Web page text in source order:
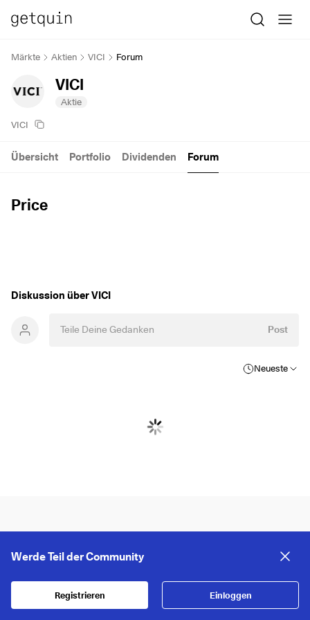
Märkte Aktien VICI Forum
VICI
Aktie
VICI
Price
Übersicht Portfolio Dividenden Forum
Diskussion über VICI
Post
Neueste
Werde Teil der Community
Registrieren Einloggen